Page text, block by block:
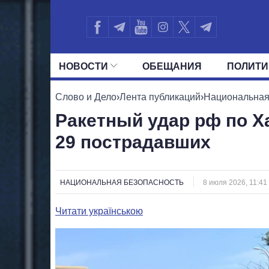
НОВОСТИ ОБЕЩАНИЯ
ВСЕ ПОЛИТИКИ ПРЕЗИДЕНТ И
Слово и Дело›Лента публикаций›
Ракетный удар рф по
29 пострадавших
НАЦИОНАЛЬНАЯ БЕЗОПАСНОСТЬ 8 июля 2026, 11:41
Читати українською